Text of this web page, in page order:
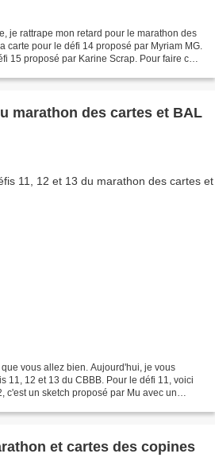
je rattrape mon retard pour le marathon des
carte pour le défi 14 proposé par Myriam MG.
15 proposé par Karine Scrap. Pour faire ces
marathon des cartes et BAL
vous allez bien. Aujourd'hui, je vous
11, 12 et 13 du CBBB. Pour le défi 11, voici
c'est un sketch proposé par Mu avec un
et cartes des copines